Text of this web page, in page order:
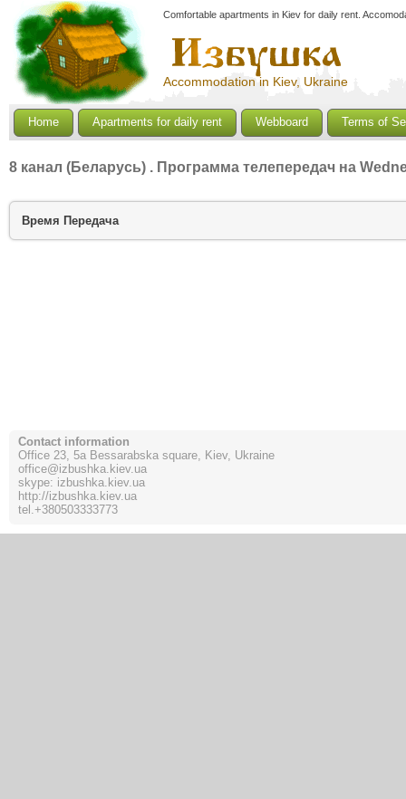
Accommodation in Kiev, Ukraine
Comfortable apartments in Kiev for daily rent.
Home Apartments for daily rent Webboard Terms of
8 канал (Беларусь) . Программа телепередач на
Время Передача
Contact information
Office 23, 5a Bessarabska square, Kiev, Ukraine
office@izbushka.kiev.ua
skype: izbushka.kiev.ua
http://izbushka.kiev.ua
tel.+380503333773